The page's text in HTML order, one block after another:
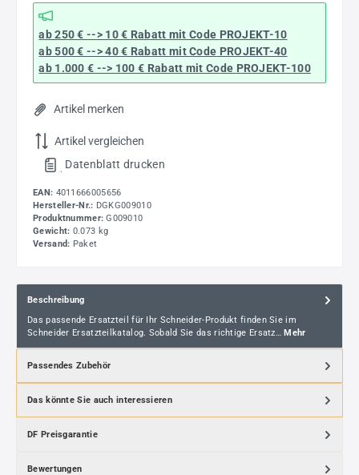
ab 250 € --> 10 € Rabatt mit Code PROJEKT-10
ab 500 € --> 40 € Rabatt mit Code PROJEKT-40
ab 1.000 € --> 100 € Rabatt mit Code PROJEKT-100
Artikel merken
Artikel vergleichen
. Datenblatt drucken
EAN: 4011666005656
Hersteller-Nr.: DGKG009010
Produktnummer: G009010
Gewicht: 0.073 kg
Versand: Paket
Beschreibung
Das passende Ersatzteil für Ihr Schneider-Produkt finden Sie im
Schneider Ersatzteilkatalog. Sobald Sie das richtige Ersatz… Mehr
Passendes Zubehör
Das könnte Sie auch interessieren
DF Preisgarantie
Bewertungen